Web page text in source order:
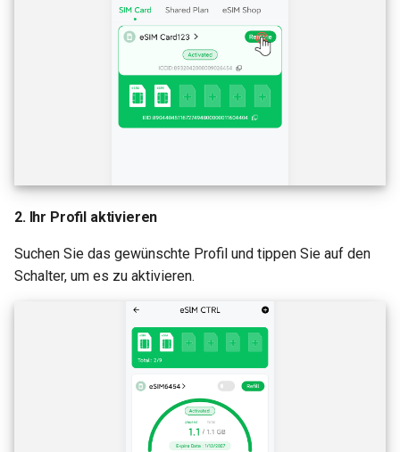
2. Ihr Profil aktivieren
Suchen Sie das gewünschte Profil und tippen Sie auf den
Schalter, um es zu aktivieren.